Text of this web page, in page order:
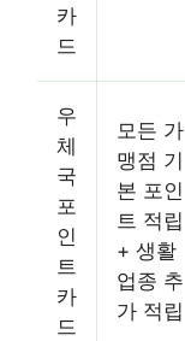
카
드
우
체
국
포
인
트
카
드
모든 가
맹점 기
본 포인
트 적립
+ 생활
업종 추
가 적립